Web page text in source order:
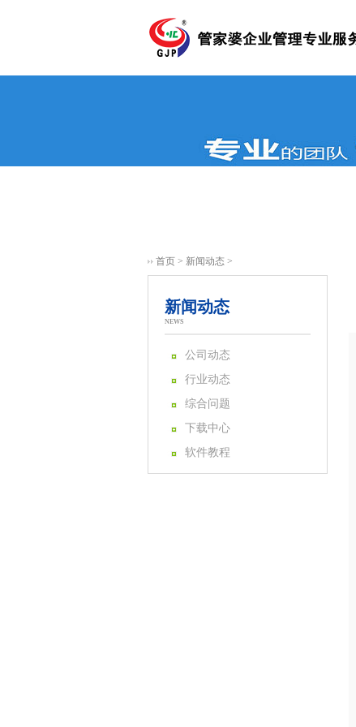
首页 > 新闻动态 >
新闻动态
NEWS
公司动态
行业动态
综合问题
下载中心
软件教程